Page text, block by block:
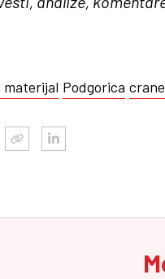
materijal Podgorica